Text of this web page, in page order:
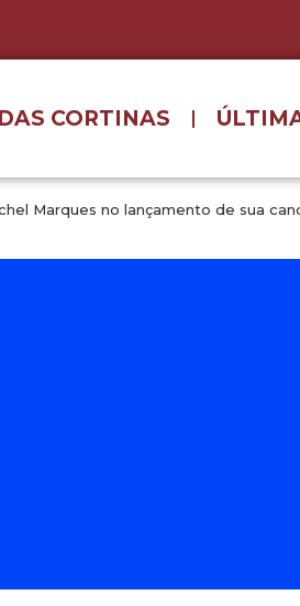
CORTINAS
Marques no lançamento de sua